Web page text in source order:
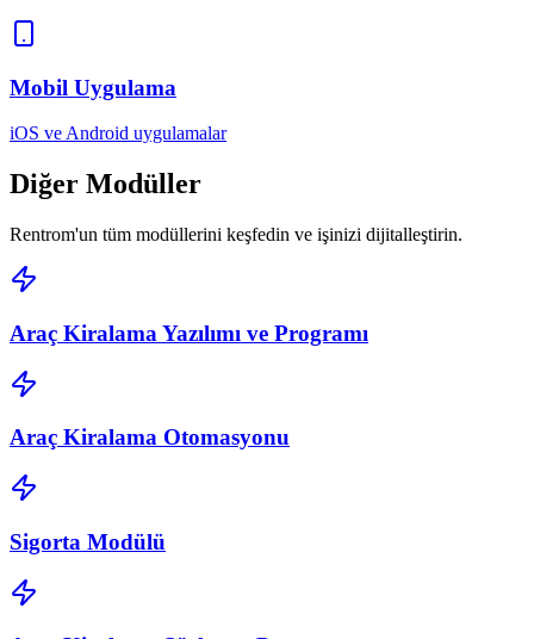
Mobil Uygulama
iOS ve Android uygulamalar
Diğer Modüller
Rentrom'un tüm modüllerini keşfedin ve işinizi dijitalleştirin.
Araç Kiralama Yazılımı ve Programı
Araç Kiralama Otomasyonu
Sigorta Modülü